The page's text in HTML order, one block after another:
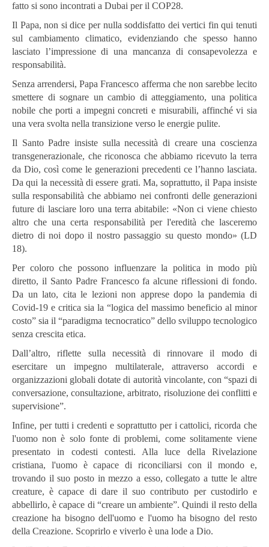
fatto si sono incontrati a Dubai per il COP28.
Il Papa, non si dice per nulla soddisfatto dei vertici fin qui tenuti
sul cambiamento climatico, evidenziando che spesso hanno
lasciato l’impressione di una mancanza di consapevolezza e
responsabilità.
Senza arrendersi, Papa Francesco afferma che non sarebbe lecito
smettere di sognare un cambio di atteggiamento, una politica
nobile che porti a impegni concreti e misurabili, affinché vi sia
una vera svolta nella transizione verso le energie pulite.
Il Santo Padre insiste sulla necessità di creare una coscienza
transgenerazionale, che riconosca che abbiamo ricevuto la terra
da Dio, così come le generazioni precedenti ce l’hanno lasciata.
Da qui la necessità di essere grati. Ma, soprattutto, il Papa insiste
sulla responsabilità che abbiamo nei confronti delle generazioni
future di lasciare loro una terra abitabile: «Non ci viene chiesto
altro che una certa responsabilità per l'eredità che lasceremo
dietro di noi dopo il nostro passaggio su questo mondo» (LD
18).
Per coloro che possono influenzare la politica in modo più
diretto, il Santo Padre Francesco fa alcune riflessioni di fondo.
Da un lato, cita le lezioni non apprese dopo la pandemia di
Covid-19 e critica sia la “logica del massimo beneficio al minor
costo” sia il “paradigma tecnocratico” dello sviluppo tecnologico
senza crescita etica.
Dall’altro, riflette sulla necessità di rinnovare il modo di
esercitare un impegno multilaterale, attraverso accordi e
organizzazioni globali dotate di autorità vincolante, con “spazi di
conversazione, consultazione, arbitrato, risoluzione dei conflitti e
supervisione”.
Infine, per tutti i credenti e soprattutto per i cattolici, ricorda che
l'uomo non è solo fonte di problemi, come solitamente viene
presentato in codesti contesti. Alla luce della Rivelazione
cristiana, l'uomo è capace di riconciliarsi con il mondo e,
trovando il suo posto in mezzo a esso, collegato a tutte le altre
creature, è capace di dare il suo contributo per custodirlo e
abbellirlo, è capace di “creare un ambiente”. Quindi il resto della
creazione ha bisogno dell'uomo e l'uomo ha bisogno del resto
della Creazione. Scoprirlo e viverlo è una lode a Dio.